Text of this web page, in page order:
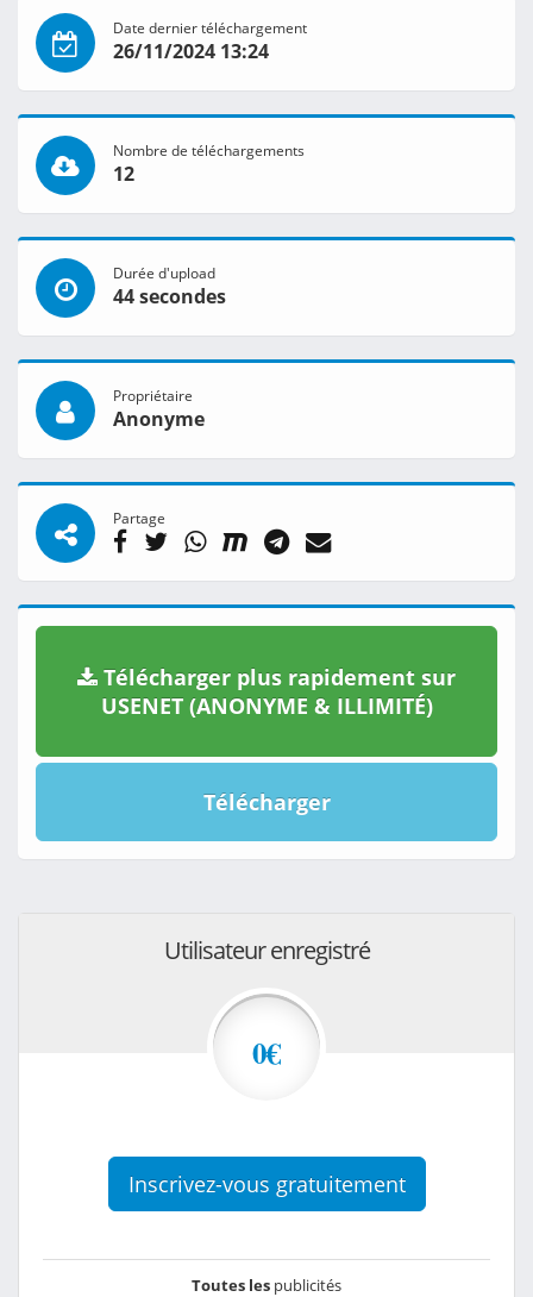
Date dernier téléchargement
26/11/2024 13:24
Nombre de téléchargements
12
Durée d'upload
44 secondes
Propriétaire
Anonyme
Partage
Télécharger plus rapidement sur
USENET (ANONYME & ILLIMITÉ)
Télécharger
Utilisateur enregistré
0€
Inscrivez-vous gratuitement
Toutes les publicités